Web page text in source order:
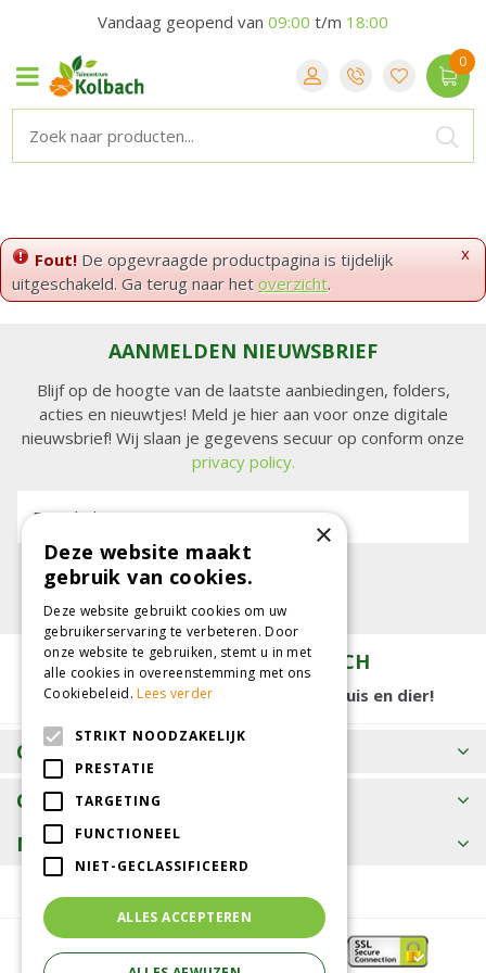
Vandaag geopend van 09:00 t/m 18:00
x
Fout! De opgevraagde productpagina is tijdelijk
uitgeschakeld. Ga terug naar het overzicht.
AANMELDEN NIEUWSBRIEF
Blijf op de hoogte van de laatste aanbiedingen, folders,
acties en nieuwtjes! Meld je hier aan voor onze digitale
nieuwsbrief! Wij slaan je gegevens secuur op conform onze
privacy policy.
E-mailadres:
TUINCENTRUM KOLBACH
15.000 m2 winkelplezier voor tuin, huis en dier!
OPENINGSTIJDEN
CONTACT
MEER INFORMATIE
×
Deze website maakt
gebruik van cookies.
Deze website gebruikt cookies om uw
gebruikerservaring te verbeteren. Door
onze website te gebruiken, stemt u in met
alle cookies in overeenstemming met ons
Cookiebeleid.Lees verder
STRIKT NOODZAKELIJK
PRESTATIE
TARGETING
FUNCTIONEEL
NIET-GECLASSIFICEERD
ALLES ACCEPTEREN